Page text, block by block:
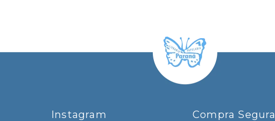
Instagram Compra Segura